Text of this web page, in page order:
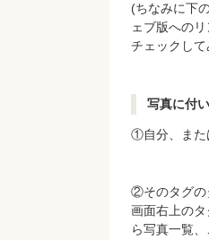
(ちなみに下
ェブ版への
チェックして
写真に付
①自分、また
②そのタグの
画面右上の
ら写真一覧